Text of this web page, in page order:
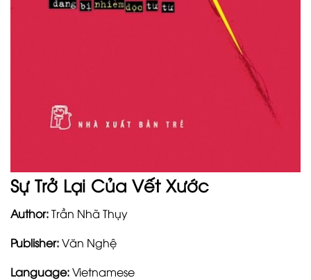
Sự Trở Lại Của Vết Xước
Author:Trần Nhã Thụy
Publisher:Văn Nghệ
Language:Vietnamese